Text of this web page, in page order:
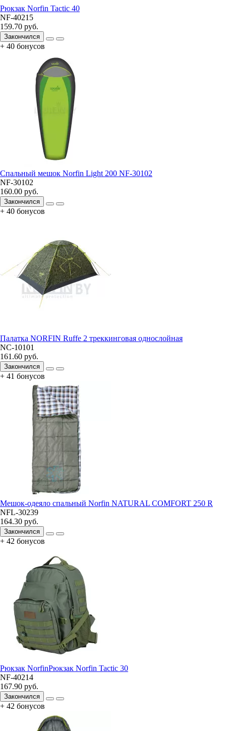
Рюкзак Norfin Tactic 40
NF-40215
159.70 руб.
Закончился
+ 40 бонусов
Спальный мешок Norfin Light 200 NF-30102
NF-30102
160.00 руб.
Закончился
+ 40 бонусов
Палатка NORFIN Ruffe 2 треккинговая однослойная
NC-10101
161.60 руб.
Закончился
+ 41 бонусов
Мешок-одеяло спальный Norfin NATURAL COMFORT 250 R
NFL-30239
164.30 руб.
Закончился
+ 42 бонусов
Рюкзак NorfinРюкзак Norfin Tactic 30
NF-40214
167.90 руб.
Закончился
+ 42 бонусов